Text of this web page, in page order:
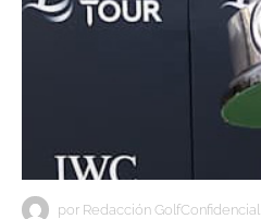
por Redacción GolfConfidencial